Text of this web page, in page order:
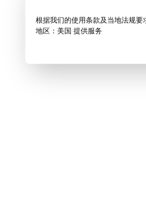
根据我们的使用条款及当地法规要
地区：美国 提供服务